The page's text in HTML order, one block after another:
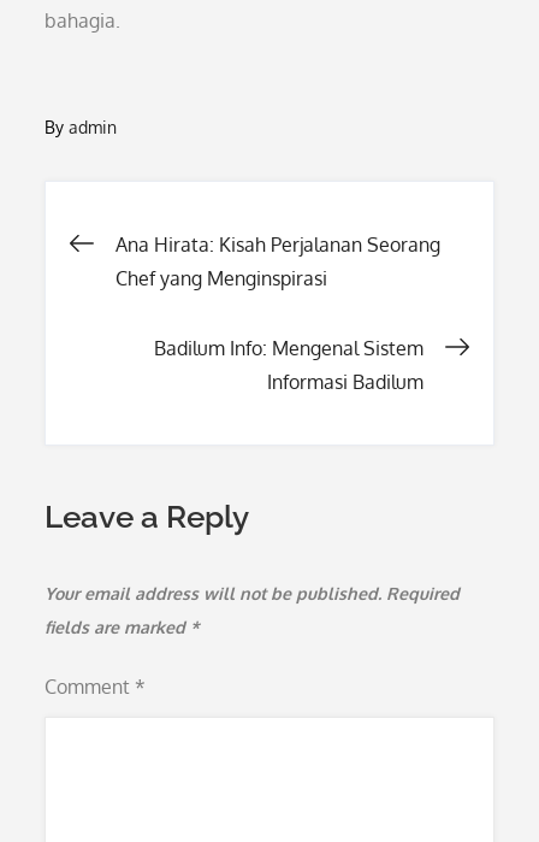
bahagia.
Byadmin
Post
Ana Hirata: Kisah Perjalanan Seorang
Chef yang Menginspirasi
Badilum Info: Mengenal Sistem
Informasi Badilum
Leave a Reply
Your email address will not be published. Required
fields are marked *
Comment *